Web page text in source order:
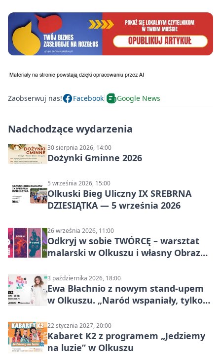
Zaobserwuj nas! Facebook Google News
Nadchodzące wydarzenia
30 sierpnia 2026, 14:00
Dożynki Gminne 2026
5 września 2026, 15:00
Olkuski Bieg Uliczny IX SREBRNA
DZIESIĄTKA — 5 września 2026
26 września 2026, 11:00
Odkryj w sobie TWÓRCĘ – warsztat
malarski w Olkuszu i własny Obraz
3 października 2026, 18:00
Ewa Błachnio z nowym stand-upem
w Olkuszu. „Naród wspaniały, tylko
22 stycznia 2027, 20:00
Kabaret K2 z programem „Jedziemy
na luzie” w Olkuszu